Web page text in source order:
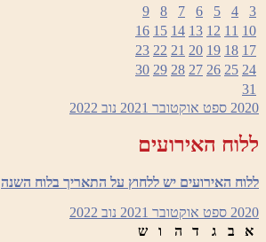
3
4
5
6
7
8
9
10
11
12
13
14
15
16
17
18
19
20
21
22
23
24
25
26
27
28
29
30
31
2020 ספט אוקטובר 2021 נוב 2022
ללוח האירועים
ללוח האירועים יש ללחוץ על התאריך בלוח השנה
2020 ספט אוקטובר 2021 נוב 2022
א
ב ג ד ה ו
ש